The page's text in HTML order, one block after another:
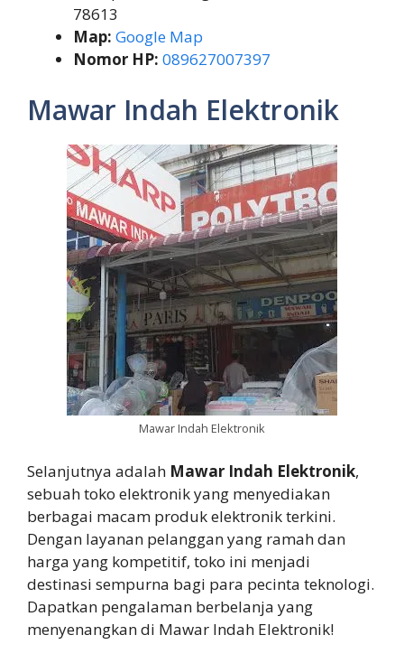
78613
Map: Google Map
Nomor HP: 089627007397
Mawar Indah Elektronik
Mawar Indah Elektronik
Selanjutnya adalah Mawar Indah Elektronik,
sebuah toko elektronik yang menyediakan
berbagai macam produk elektronik terkini.
Dengan layanan pelanggan yang ramah dan
harga yang kompetitif, toko ini menjadi
destinasi sempurna bagi para pecinta teknologi.
Dapatkan pengalaman berbelanja yang
menyenangkan di Mawar Indah Elektronik!